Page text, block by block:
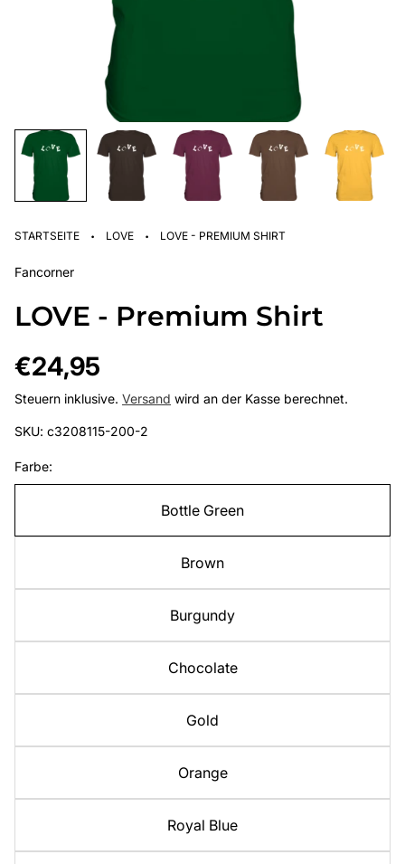
STARTSEITE · LOVE · LOVE - PREMIUM SHIRT
Fancorner
LOVE - Premium Shirt
Regulärer
Preis
€24,95
Steuern inklusive. Versand wird an der Kasse berechnet.
SKU: c3208115-200-2
Farbe:
Bottle Green
Brown
Burgundy
Chocolate
Gold
Orange
Royal Blue